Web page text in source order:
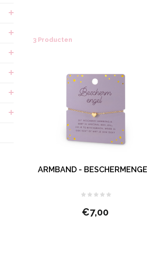
3 Producten
ARMBAND -
€7,00